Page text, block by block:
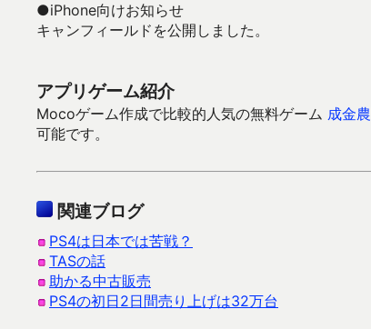
●iPhone向けお知らせ
キャンフィールドを公開しました。
アプリゲーム紹介
Mocoゲーム作成で比較的人気の無料ゲーム 成金
可能です。
関連ブログ
PS4は日本では苦戦？
TASの話
助かる中古販売
PS4の初日2日間売り上げは32万台